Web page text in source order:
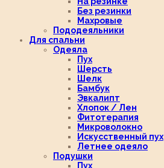
Без резинки
Махровые
Пододеяльники
Для спальни
Одеяла
Пух
Шерсть
Шелк
Бамбук
Эвкалипт
Хлопок / Лен
Фитотерапия
Микроволокно
Искусственный пух
Летнее одеяло
Подушки
Пух